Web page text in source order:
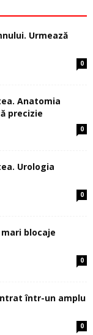
Urmează
0
Anatomia
precizie
0
Urologia
0
blocaje
0
într-un amplu
0